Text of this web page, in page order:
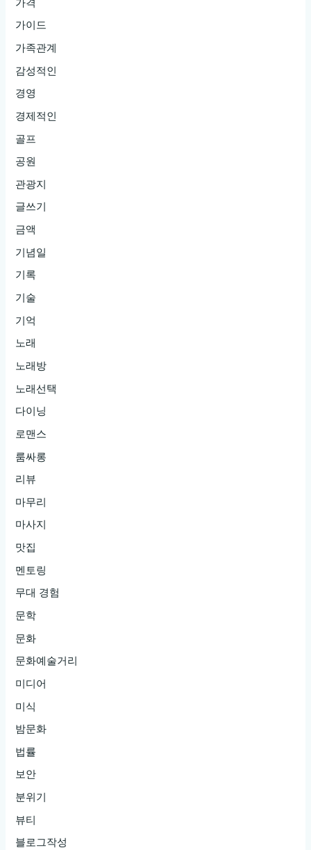
가격
가이드
가족관계
감성적인
경영
경제적인
골프
공원
관광지
글쓰기
금액
기념일
기록
기술
기억
노래
노래방
노래선택
다이닝
로맨스
룸싸롱
리뷰
마무리
마사지
맛집
멘토링
무대 경험
문학
문화
문화예술거리
미디어
미식
밤문화
법률
보안
분위기
뷰티
블로그작성